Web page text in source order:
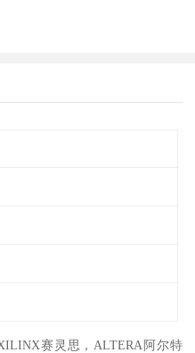
赛灵思，ALTERA阿尔特